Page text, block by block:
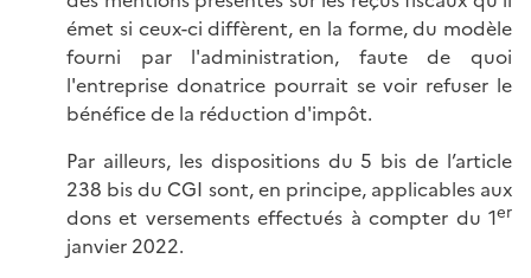
émet si ceux-ci diffèrent, en la forme, du modèle
fourni par l'administration, faute de quoi
l'entreprise donatrice pourrait se voir refuser le
bénéfice de la réduction d'impôt.
Par ailleurs, les dispositions du 5 bis de l’article
238 bis du CGI sont, en principe, applicables aux
dons et versements effectués à compter du 1er
janvier 2022.